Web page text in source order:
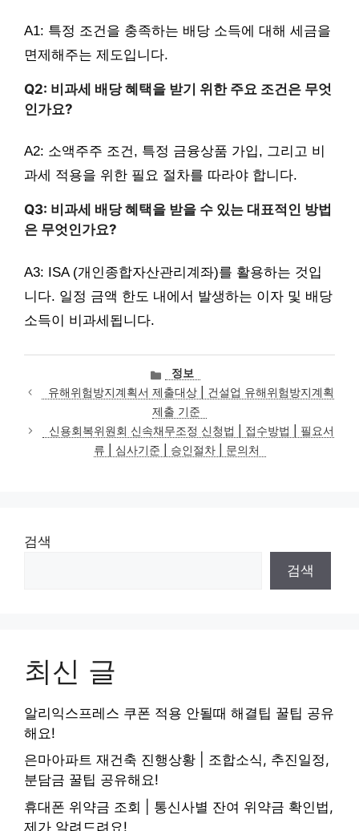
A1: 특정 조건을 충족하는 배당 소득에 대해 세금을
면제해주는 제도입니다.
Q2: 비과세 배당 혜택을 받기 위한 주요 조건은 무엇
인가요?
A2: 소액주주 조건, 특정 금융상품 가입, 그리고 비
과세 적용을 위한 필요 절차를 따라야 합니다.
Q3: 비과세 배당 혜택을 받을 수 있는 대표적인 방법
은 무엇인가요?
A3: ISA (개인종합자산관리계좌)를 활용하는 것입
니다. 일정 금액 한도 내에서 발생하는 이자 및 배당
소득이 비과세됩니다.
카
테
고
리
정보
유해위험방지계획서 제출대상 | 건설업 유해위험방지계획
제출 기준
신용회복위원회 신속채무조정 신청법 | 접수방법 | 필요서
류 | 심사기준 | 승인절차 | 문의처
검색
검색
최신 글
알리익스프레스 쿠폰 적용 안될때 해결팁 꿀팁 공유
해요!
은마아파트 재건축 진행상황 | 조합소식, 추진일정,
분담금 꿀팁 공유해요!
휴대폰 위약금 조회 | 통신사별 잔여 위약금 확인법,
제가 알려드려요!